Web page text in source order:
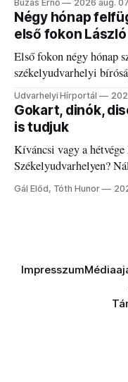
Buzás Ernő 2026 aug. 07
Négy hónap
első fokon
Első fokon négy hónap
székelyudvarhelyi
Udvarhelyi Hírportál
Gokart, dinók,
is tudjuk
Kíváncsi vagy a
Székelyudvarhelyen?
a fogaddal, a fogorvosi
Gál Előd, Tóth Hunor
Impresszum